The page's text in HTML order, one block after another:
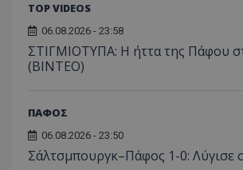
TOP VIDEOS
06.08.2026 - 23:58
ΣΤΙΓΜΙΟΤΥΠΑ: Η ήττα της Πάφου
(ΒΙΝΤΕΟ)
ΠΑΦΟΣ
06.08.2026 - 23:50
Σάλτσμπουργκ–Πάφος 1-0: Λύγισε